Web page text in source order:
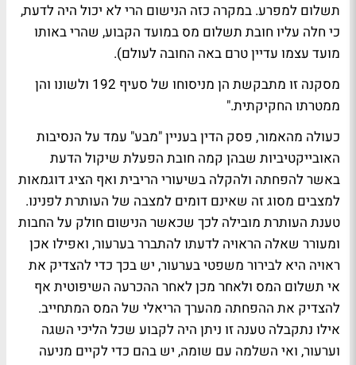
תשלום למפרע. במקרה כזה הנישום הרי לא יכול היה לדעת,
כי חלה עליו חובת תשלום מס במועד הקבוע, שהרי באותו
מועד עצמו עדיין טרם באה החובה לעולם).
מסקנה זו מתבקשת הן מניסוחו של סעיף 192 ולשונו והן
ממטרתו החקיקתית."
כעולה מהאמור, פסק הדין בעניין "מבע" עמד על הנסיבות
האובייקטיביות שבהן קמה חובת הפעלת שיקול הדעת
באשר להפחתה ולהקלה בשיעורי הריבית ואף הציג דוגמאות
למצבים מסוג זה שאינם דומים למצבה של העותרת לפנינו.
טענת העותרת מובילה לכך שכאשר הנישום חולק על החבות
ומעורר שאלה הראויה לדעתו להתברר בערעור, ואפילו אכן
ראויה היא לבירור משפטי בערעור, יש בכך כדי להצדיק את
אי תשלום המס ולאחר מכן לאחר ההכרעה השיפוטית אף
להצדיק את ההפחתה מהערך הריאלי של המס המתחייב.
אילו נתקבלה טענה זו ניתן היה לקבוע שכל הליכי השגה
וערעור, ואי השלמה עם שומה, יש בהם כדי לקיים מניעה